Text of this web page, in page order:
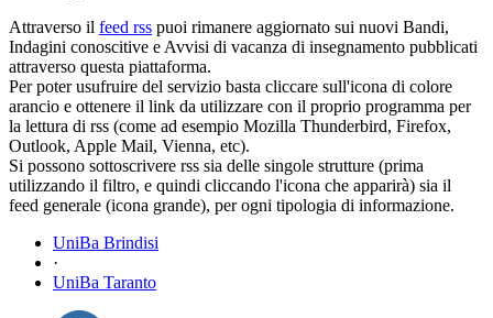
Attraverso il feed rss puoi rimanere aggiornato sui nuovi Bandi,
Indagini conoscitive e Avvisi di vacanza di insegnamento pubblicati
attraverso questa piattaforma.
Per poter usufruire del servizio basta cliccare sull'icona di colore
arancio e ottenere il link da utilizzare con il proprio programma per
la lettura di rss (come ad esempio Mozilla Thunderbird, Firefox,
Outlook, Apple Mail, Vienna, etc).
Si possono sottoscrivere rss sia delle singole strutture (prima
utilizzando il filtro, e quindi cliccando l'icona che apparirà) sia il
feed generale (icona grande), per ogni tipologia di informazione.
UniBa Brindisi
·
UniBa Taranto